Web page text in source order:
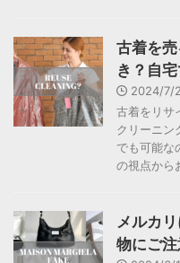
古着を
き？自
2024/7/
古着をリサ
クリーニン
でも可能な
の視点から
メルカ
物にご注